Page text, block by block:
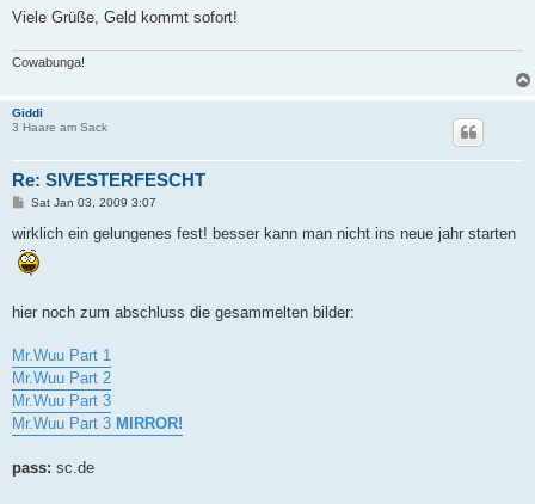
Viele Grüße, Geld kommt sofort!
Cowabunga!
Giddi
3 Haare am Sack
Re: SIVESTERFESCHT
P
s
Sat Jan 03, 2009 3:07
wirklich ein gelungenes fest! besser kann man nicht ins neue jahr starten
hier noch zum abschluss die gesammelten bilder:
Mr.Wuu Part 1
Mr.Wuu Part 2
Mr.Wuu Part 3
Mr.Wuu Part 3 MIRROR!
pass: sc.de